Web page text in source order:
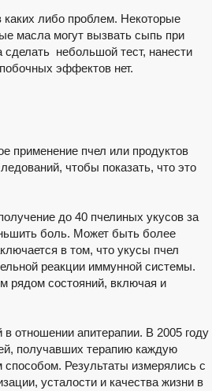
либо проблем. Некоторые
масла могут вызвать сыпь при
небольшой тест, нанести
эффектов нет.
применение пчел или продуктов
чтобы показать, что это
до 40 пчелиных укусов за
боль. Может быть более
в том, что укусы пчел
реакции иммунной системы.
рядом состояний, включая и
отношении апитерапии. В 2005 году
получавших терапию каждую
Результаты измерялись с
усталости и качества жизни в